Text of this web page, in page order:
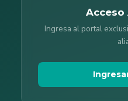
Acceso
Ingresa al portal